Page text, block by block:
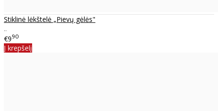
Stiklinė lėkštelė „Pievų gėlės"
..
€990
Į krepšelį